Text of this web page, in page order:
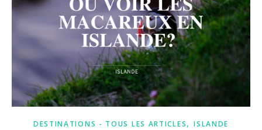
DESTINATIONS - TOUS LES ARTICLES,ISLANDE